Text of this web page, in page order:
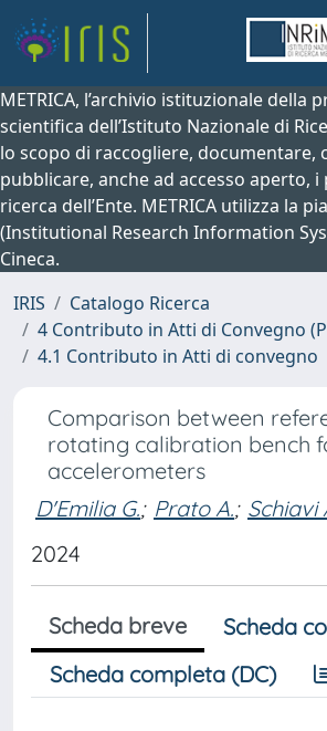
METRICA, l’archivio istituzionale della
scientifica dell’Istituto Nazionale di
lo scopo di raccogliere, documentare,
pubblicare, anche ad accesso aperto,
ricerca dell’Ente. METRICA utilizza la
(Institutional Research Information
Cineca.
IRIS
Catalogo Ricerca
4 Contributo in Atti di Convegno
4.1 Contributo in Atti di convegno
Comparison between
rotating calibration bench
accelerometers
D'Emilia G.; Prato A.; Schiavi
2024
Scheda breve
Scheda
Scheda completa (DC)